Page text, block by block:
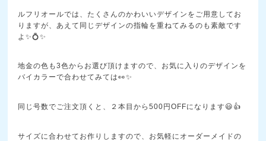
ルフリオールでは、たくさんのかわいいデザインをご用意してお
りますが、あえて同じデザインの指輪を重ねてみるのも素敵です
よ✨💍✨
地金の色も3色からお選び頂けますので、お気に入りのデザインを
バイカラーで合わせてみては👀✨
同じ号数でご注文頂くと、２本目から500円OFFになります😃👍
サイズに合わせてお作りしますので、お気軽にオーダーメイドの